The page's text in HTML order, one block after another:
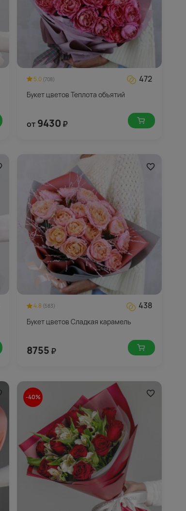
5.0 (708) 472
Букет цветов Теплота объятий
от 9430 ₽
4.8 (583) 438
Букет цветов Сладкая карамель
8755 ₽
-40%